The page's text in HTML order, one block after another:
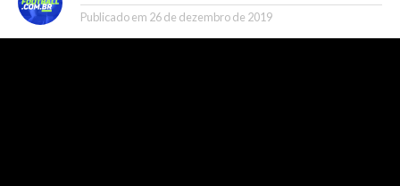
Publicado em 26 de dezembro de 2019